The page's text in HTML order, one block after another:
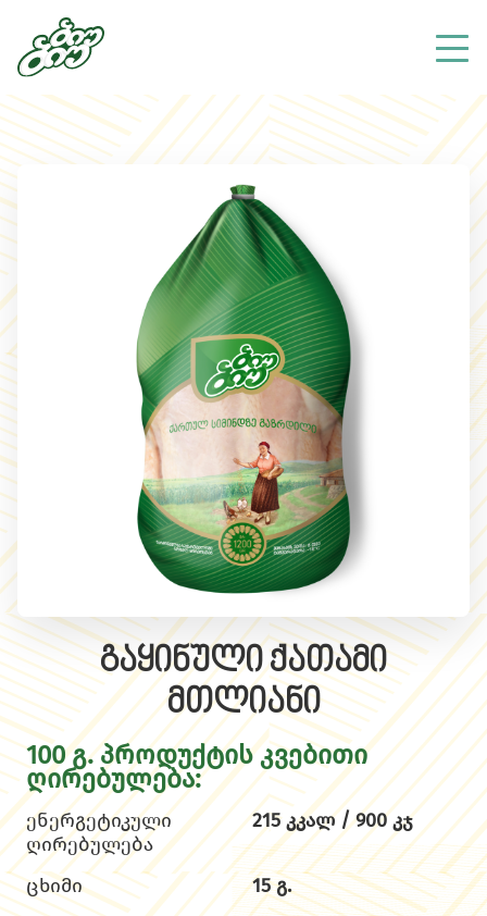
გაყინული ქათამი
მთლიანი
100 გ. პროდუქტის კვებითი
ღირებულება:
ენერგეტიკული
ღირებულება
215 კკალ / 900 კჯ
ცხიმი
15 გ.